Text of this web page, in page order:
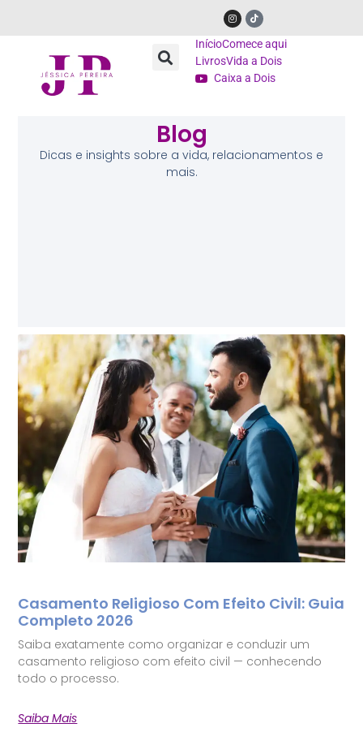
InícioComece aqui
LivrosVida a Dois
Caixa a Dois
Blog
Dicas e insights sobre a vida, relacionamentos e
mais.
Casamento Religioso Com Efeito Civil: Guia
Completo 2026
Saiba exatamente como organizar e conduzir um
casamento religioso com efeito civil — conhecendo
todo o processo.
Saiba Mais